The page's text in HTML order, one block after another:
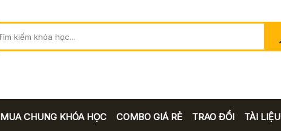
MUA CHUNG KHÓA HỌC COMBO GIÁ RẺ TRAO ĐỔI TÀI LIỆU